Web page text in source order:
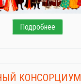
Подробнее
КОНСОРЦИУМ